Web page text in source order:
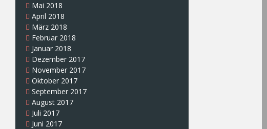
Mai 2018
April 2018
März 2018
Februar 2018
Januar 2018
Dezember 2017
November 2017
Oktober 2017
September 2017
August 2017
Juli 2017
Juni 2017